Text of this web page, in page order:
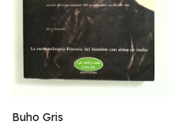
Buho Gris